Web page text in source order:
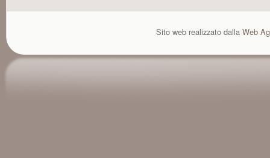
Sito web realizzato dalla Web